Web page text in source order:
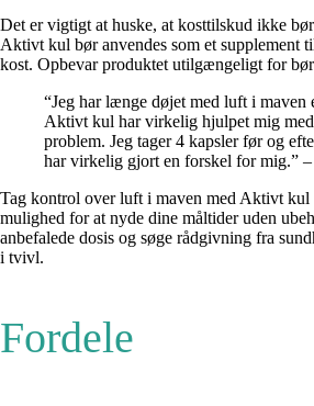
Det er vigtigt at huske, at kosttilskud ikke
Aktivt kul bør anvendes som et supplement
kost. Opbevar produktet utilgængeligt for
“Jeg har længe døjet med luft i maven
Aktivt kul har virkelig hjulpet mig med
problem. Jeg tager 4 kapsler før og
har virkelig gjort en forskel for mig.”
Tag kontrol over luft i maven med Aktivt
mulighed for at nyde dine måltider uden
anbefalede dosis og søge rådgivning fra
i tvivl.
Fordele